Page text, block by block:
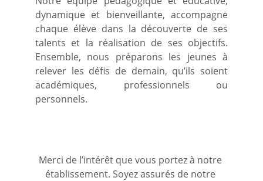
dynamique et bienveillante, accompagne
chaque élève dans la découverte de ses
talents et la réalisation de ses objectifs.
Ensemble, nous préparons les jeunes à
relever les défis de demain, qu’ils soient
académiques, professionnels ou
personnels.
Merci de l’intérêt que vous portez à notre
établissement. Soyez assurés de notre